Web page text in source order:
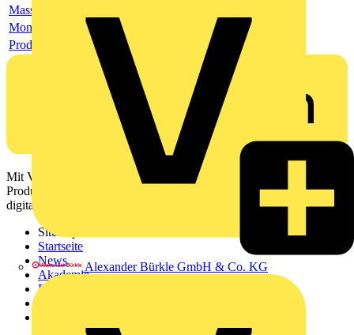
Alexander Bürkle GmbH & Co. KG
Masszeichnung
Montageanleitung
Produktdatenblatt
Mit Voltimum erhalten Elektrofachkräfte Zugang zu Branchennews,
Produktinformationen, Schulungen und Tools – alles auf einer
digitalen Plattform und Community.
Sitemap
Startseite
News
Akademie
Produktsuche